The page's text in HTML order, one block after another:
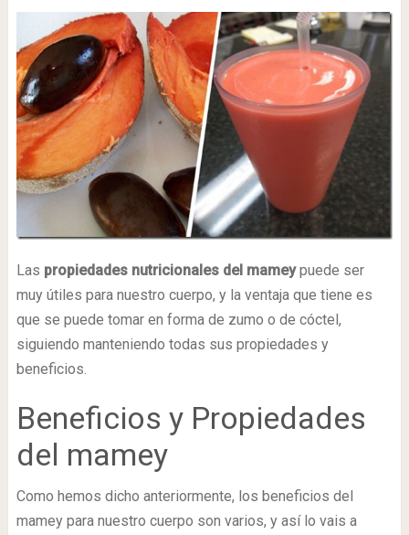
Las propiedades nutricionales del mameypuede ser
muy útiles para nuestro cuerpo, y la ventaja que tiene es
que se puede tomar en forma de zumo o de cóctel,
siguiendo manteniendo todas sus propiedades y
beneficios.
Beneficios y Propiedades
del mamey
Como hemos dicho anteriormente, los beneficios del
mamey para nuestro cuerpo son varios, y así lo vais a